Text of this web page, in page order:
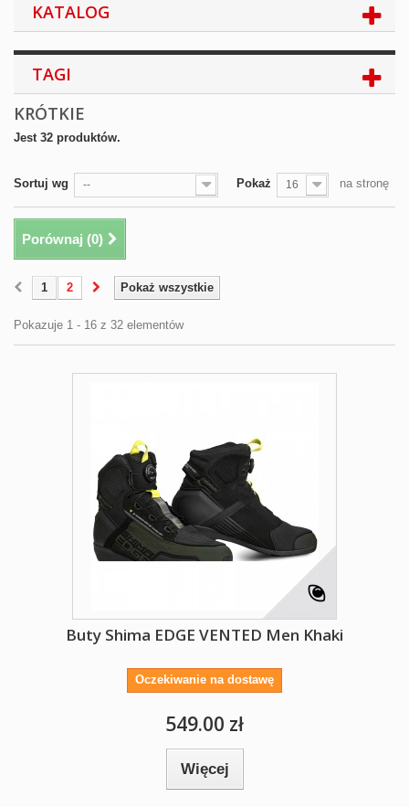
KATALOG
TAGI
KRÓTKIE
Jest 32 produktów.
Sortuj wg -- Pokaż 16 na stronę
Porównaj (0)
Pokaż wszystkie
1 2
Pokazuje 1 - 16 z 32 elementów
Buty Shima EDGE VENTED Men Khaki
Oczekiwanie na dostawę
549.00 zł
Więcej